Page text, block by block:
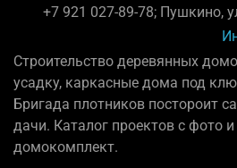
+7 921 027-89-78; Пушкино,
Строительство деревянных
усадку, каркасные дома под
Бригада плотников постороит
дачи. Каталог проектов с фото
домокомплект.